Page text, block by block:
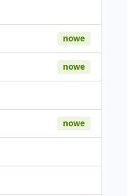
nowe
nowe
nowe